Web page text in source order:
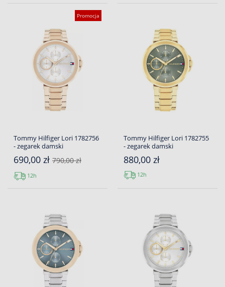
Promocja
Tommy Hilfiger Lori 1782756
- zegarek damski
690,00 zł 790,00 zł
12h
Tommy Hilfiger Lori 1782755
- zegarek damski
880,00 zł
12h